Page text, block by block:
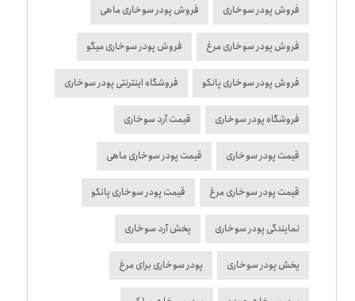
فروش پودر سوخاری فروش پودر سوخاری ماهی
فروش پودر سوخاری مرغ فروش پودر سوخاری میگو
فروش پودر سوخاری پانکو فروشگاه اینترنتی پودر سوخاری
فروشگاه پودر سوخاری قیمت آرد سوخاری
قیمت پودر سوخاری قیمت پودر سوخاری ماهی
قیمت پودر سوخاری مرغ قیمت پودر سوخاری پانکو
نمایندگی پودر سوخاری پخش آرد سوخاری
پخش پودر سوخاری پودر سوخاری برای مرغ